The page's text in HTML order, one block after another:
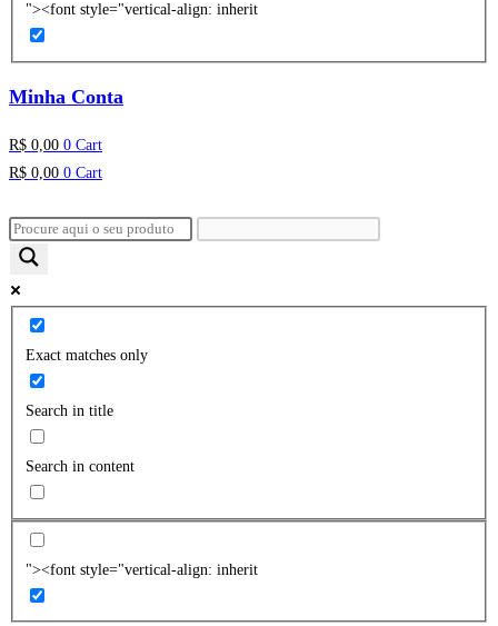
"><font style="vertical-align: inherit
Minha Conta
R$ 0,00 0 Cart
R$ 0,00 0 Cart
Exact matches only
Search in title
Search in content
"><font style="vertical-align: inherit